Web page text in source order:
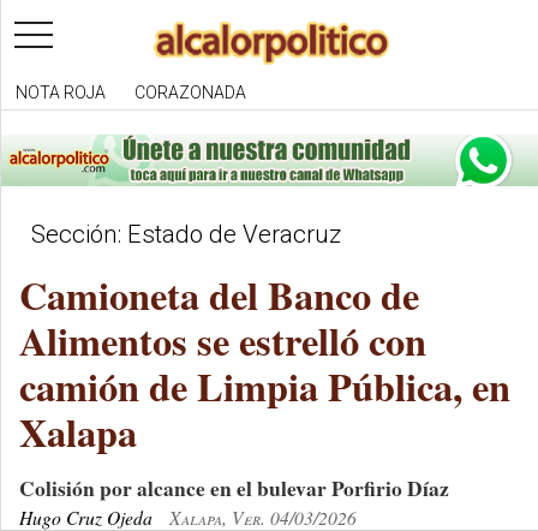
toggle
navigation
NOTA ROJA CORAZONADA
Sección: Estado de Veracruz
Camioneta del Banco de
Alimentos se estrelló con
camión de Limpia Pública, en
Xalapa
Colisión por alcance en el bulevar Porfirio Díaz
Hugo Cruz Ojeda Xalapa, Ver. 04/03/2026